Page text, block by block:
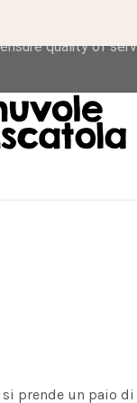
prende un paio
Your IP
quality of